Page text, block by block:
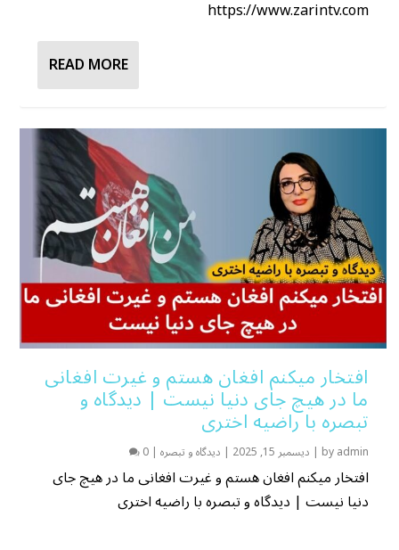
https://www.zarintv.com
READ MORE
افتخار میکنم افغان هستم و غیرت افغانی
ما در هیچ جای دنیا نیست | دیدگاه و
تبصره با راضیه اختری
byadmin
| دیسمبر 15, 2025 | دیدگاه و تبصره |
0
افتخار میکنم افغان هستم و غیرت افغانی ما در هیچ جای
دنیا نیست | دیدگاه و تبصره با راضیه اختری